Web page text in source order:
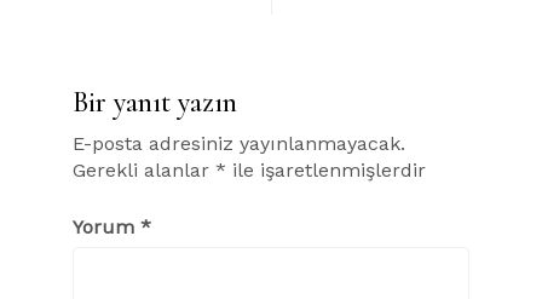
Bir yanıt yazın
E-posta adresiniz yayınlanmayacak.
Gerekli alanlar * ile işaretlenmişlerdir
Yorum *